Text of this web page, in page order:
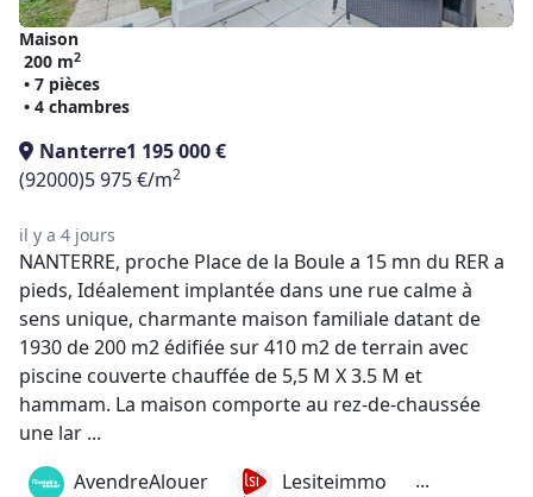
Maison
200 m2
• 7 pièces
• 4 chambres
Nanterre1 195 000 €
(92000)5 975 €/m2
il y a 4 jours
NANTERRE, proche Place de la Boule a 15 mn du RER a
pieds, Idéalement implantée dans une rue calme à
sens unique, charmante maison familiale datant de
1930 de 200 m2 édifiée sur 410 m2 de terrain avec
piscine couverte chauffée de 5,5 M X 3.5 M et
hammam. La maison comporte au rez-de-chaussée
une lar ...
AvendreAlouer
Lesiteimmo ...